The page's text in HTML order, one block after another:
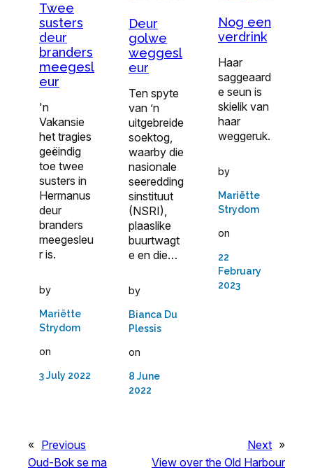
Twee
susters
deur
branders
meegesl
eur
'n
Vakansie
het tragies
geëindig
toe twee
susters in
Hermanus
deur
branders
meegesleu
r is.
by
Mariëtte
Strydom
on
3 July 2022
Deur
golwe
weggesl
eur
Ten spyte
van ’n
uitgebreide
soektog,
waarby die
nasionale
seeredding
sinstituut
(NSRI),
plaaslike
buurtwagt
e en die…
by
Bianca Du
Plessis
on
8 June
2022
Nog een
verdrink
Haar
saggeaard
e seun is
skielik van
haar
weggeruk.
by
Mariëtte
Strydom
on
22
February
2023
« Previous
Oud-Bok se ma
Next »
View over the Old Harbour